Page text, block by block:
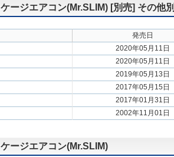
ージエアコン(Mr.SLIM) [別売] その他
発売日
2020年05月11日
2020年05月11日
2019年05月13日
2017年05月15日
2017年01月31日
2002年11月01日
ージエアコン(Mr.SLIM)